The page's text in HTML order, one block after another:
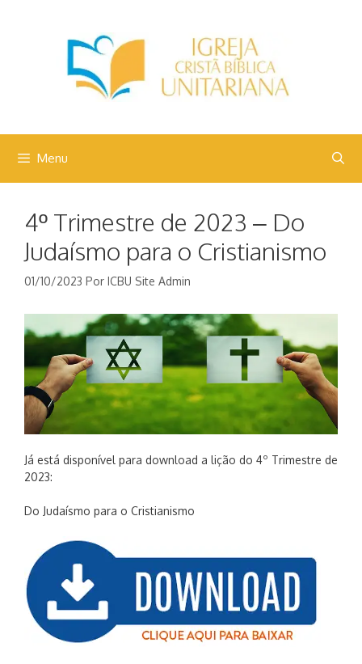
Menu
4º Trimestre de 2023 – Do
Judaísmo para o Cristianismo
01/10/2023 Por ICBU Site Admin
Já está disponível para download a lição do 4º Trimestre de
2023:
Do Judaísmo para o Cristianismo